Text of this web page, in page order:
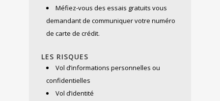
Méfiez-vous des essais gratuits vous
demandant de communiquer votre numéro
de carte de crédit.
LES RISQUES
Vol d’informations personnelles ou
confidentielles
Vol d’identité